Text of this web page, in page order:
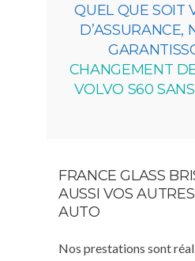
QUEL QUE SOIT
D’ASSURANCE,
CHANGEMENT
VOLVO S60
FRANCE GLASS
AUSSI VOS
AUTO
Nos prestations sont